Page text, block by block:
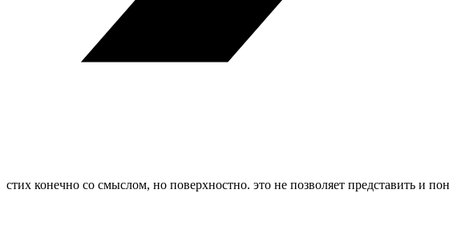
стих конечно со смыслом, но поверхностно. это не позволяет представить и